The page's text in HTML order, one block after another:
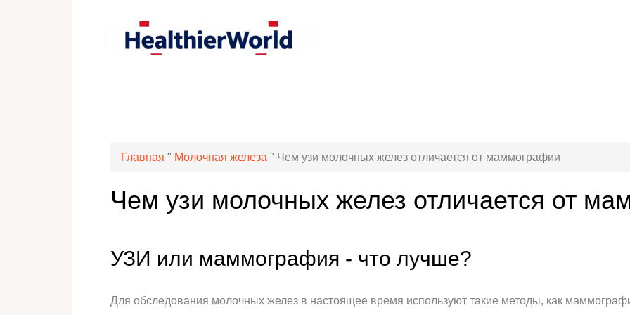
Главная " Молочная железа " Чем узи молочных желез отличается от маммографии
Чем узи молочных желез отличается от
УЗИ или маммография - что лучше?
Для обследования молочных желез в настоящее время используют такие методы, как